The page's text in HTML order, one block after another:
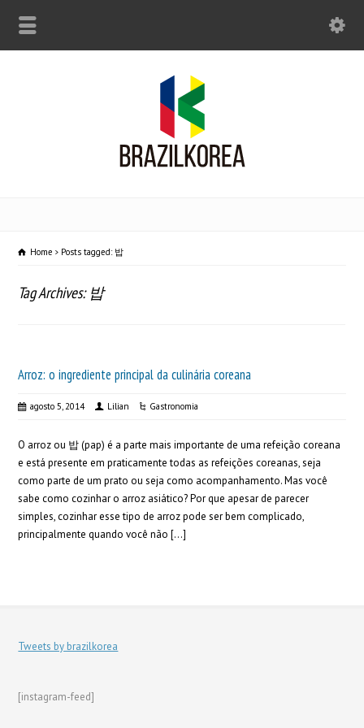
Home Posts tagged: 밥
Tag Archives: 밥
Arroz: o ingrediente principal da culinária coreana
agosto 5, 2014 Lilian Gastronomia
O arroz ou 밥 (pap) é a parte mais importante de uma refeição coreana
e está presente em praticamente todas as refeições coreanas, seja
como parte de um prato ou seja como acompanhamento. Mas você
sabe como cozinhar o arroz asiático? Por que apesar de parecer
simples, cozinhar esse tipo de arroz pode ser bem complicado,
principalmente quando você não […]
Tweets by brazilkorea
[instagram-feed]